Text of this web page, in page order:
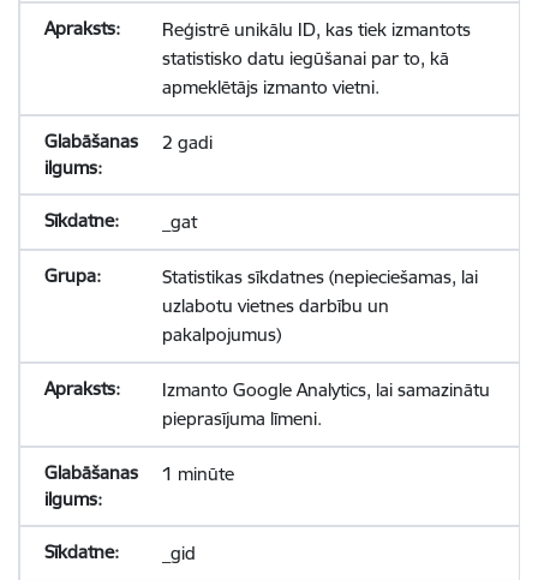
Reģistrē unikālu ID, kas tiek izmantots
statistisko datu iegūšanai par to, kā
apmeklētājs izmanto vietni.
2 gadi
_gat
Statistikas sīkdatnes (nepieciešamas, lai
uzlabotu vietnes darbību un
pakalpojumus)
Izmanto Google Analytics, lai samazinātu
pieprasījuma līmeni.
1 minūte
_gid